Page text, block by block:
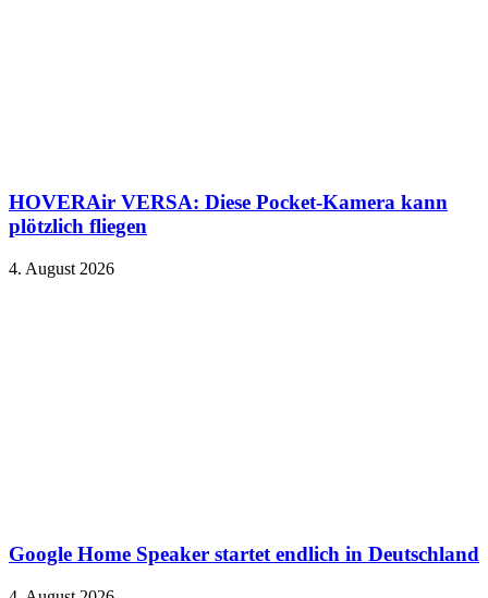
HOVERAir VERSA: Diese Pocket-Kamera kann
plötzlich fliegen
4. August 2026
Google Home Speaker startet endlich in Deutschland